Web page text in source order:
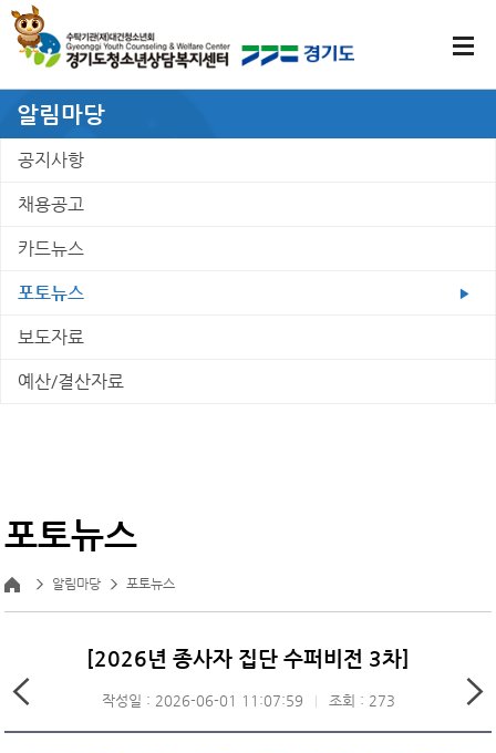
알림마당
공지사항
채용공고
카드뉴스
포토뉴스
보도자료
예산/결산자료
포토뉴스
알림마당 포토뉴스
[2026년 종사자 집단 수퍼비전 3차]
작성일 : 2026-06-01 11:07:59 조회 : 273